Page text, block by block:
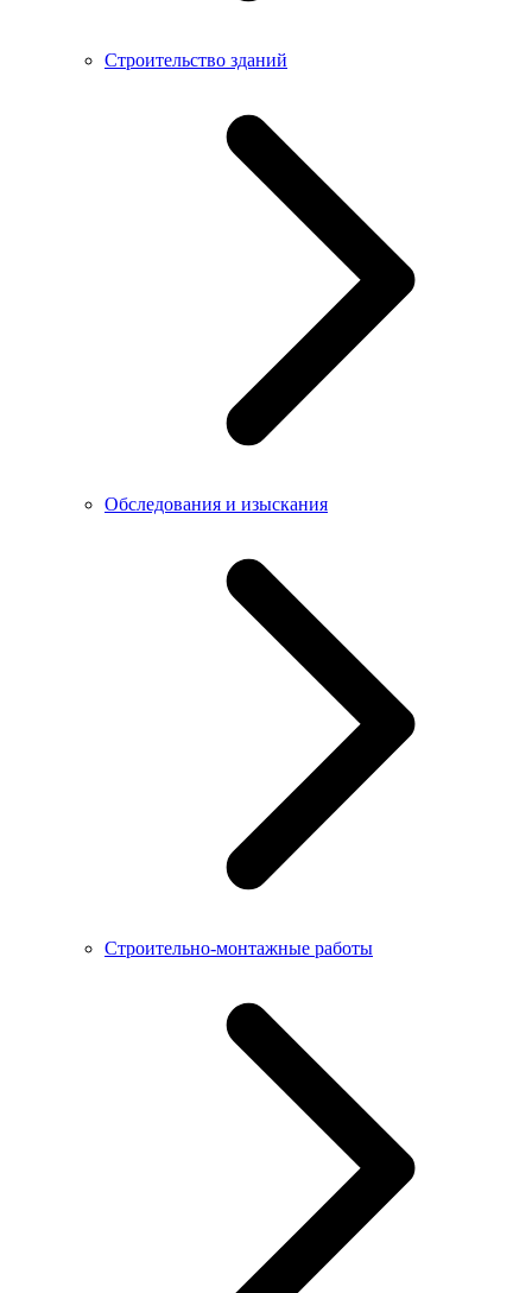
Строительство зданий
Обследования и изыскания
Строительно-монтажные работы